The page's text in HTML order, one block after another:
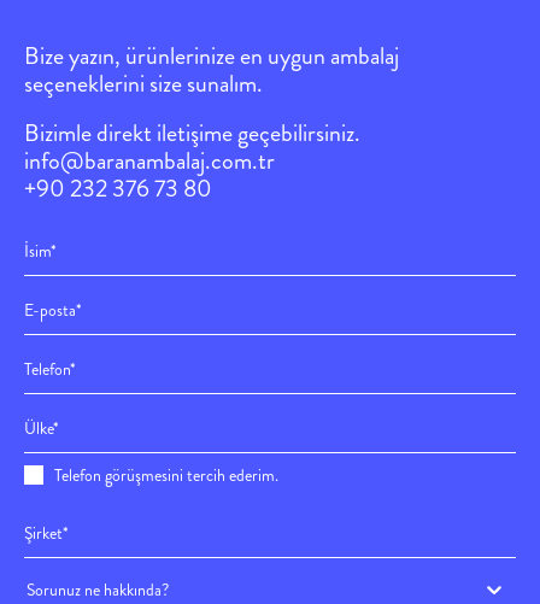
Bize yazın, ürünlerinize en uygun ambalaj
seçeneklerini size sunalım.
Bizimle direkt iletişime geçebilirsiniz.
info@baranambalaj.com.tr
+90 232 376 73 80
Telefon görüşmesini tercih ederim.
Sorunuz ne hakkında?